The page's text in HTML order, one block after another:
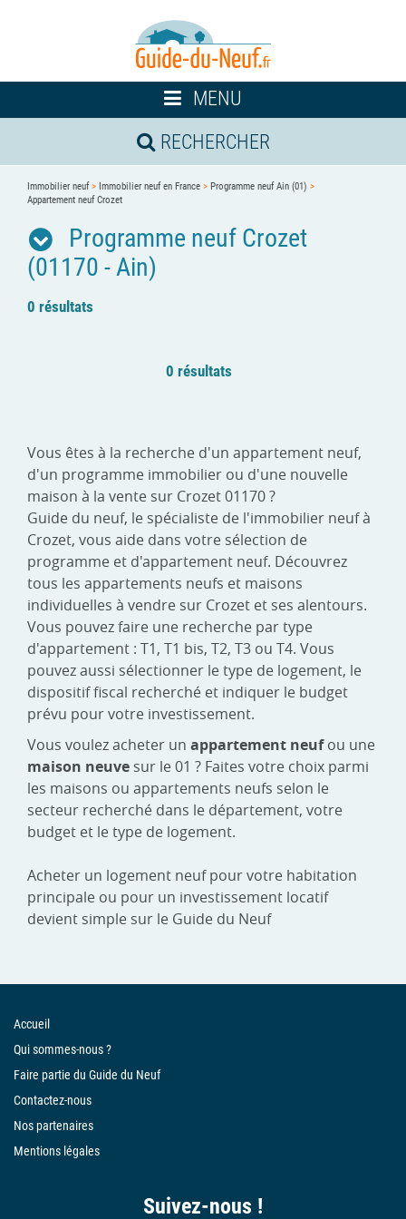
Toggle
navigation
MENU
RECHERCHER
Immobilier neuf> Immobilier neuf en France > Programme neuf Ain (01) >
Appartement neuf Crozet
Programme neuf Crozet
(01170 - Ain)
0 résultats
0 résultats
Vous êtes à la recherche d'un appartement neuf,
d'un programme immobilier ou d'une nouvelle
maison à la vente sur Crozet 01170 ?
Guide du neuf, le spécialiste de l'immobilier neuf à
Crozet, vous aide dans votre sélection de
programme et d'appartement neuf. Découvrez
tous les appartements neufs et maisons
individuelles à vendre sur Crozet et ses alentours.
Vous pouvez faire une recherche par type
d'appartement : T1, T1 bis, T2, T3 ou T4. Vous
pouvez aussi sélectionner le type de logement, le
dispositif fiscal recherché et indiquer le budget
prévu pour votre investissement.
Vous voulez acheter un appartement neufou une
maison neuve sur le 01 ? Faites votre choix parmi
les maisons ou appartements neufs selon le
secteur recherché dans le département, votre
budget et le type de logement.
Acheter un logement neuf pour votre habitation
principale ou pour un investissement locatif
devient simple sur le Guide du Neuf
Accueil
Qui sommes-nous ?
Faire partie du Guide du Neuf
Contactez-nous
Nos partenaires
Mentions légales
Suivez-nous !